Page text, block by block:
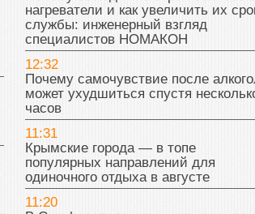
нагреватели и как увеличить их
службы: инженерный взгляд
специалистов НОМАКОН
12:32
Почему самочувствие после
может ухудшиться спустя
часов
11:31
Крымские города — в топе
популярных направлений для
одиночного отдыха в августе
11:20